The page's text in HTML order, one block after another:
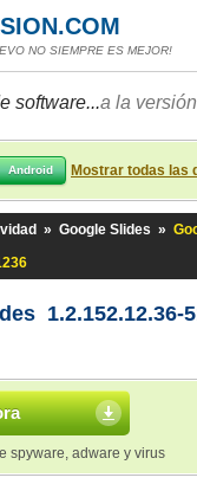
NO SIEMPRE ES MEJOR!
software...a la
Android Mostrar todas las
» Google Slides »
1.2.152.12.36-
spyware, adware y virus